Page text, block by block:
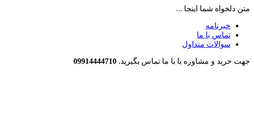
متن دلخواه شما اینجا ...
خبرنامه
تماس با ما
سوالات متداول
جهت خرید و مشاوره با با ما تماس بگیرید. 09914444710